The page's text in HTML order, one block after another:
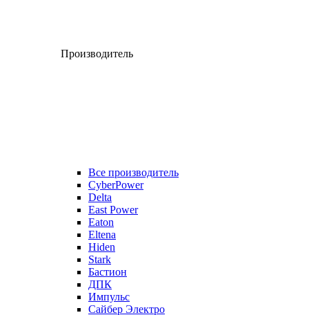
Производитель
Все производитель
CyberPower
Delta
East Power
Eaton
Eltena
Hiden
Stark
Бастион
ДПК
Импульс
Сайбер Электро